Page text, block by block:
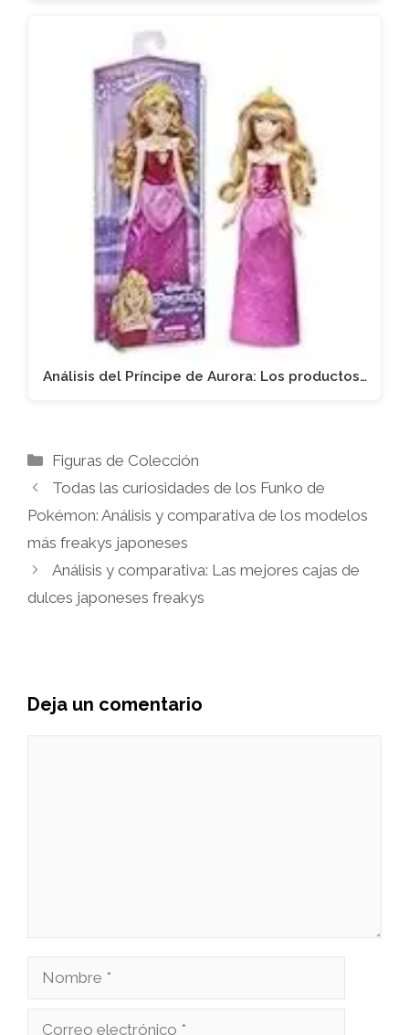
Análisis del Príncipe de Aurora: Los productos…
Categorías
Figuras de Colección
Todas las curiosidades de los Funko de
Pokémon: Análisis y comparativa de los modelos
más freakys japoneses
Análisis y comparativa: Las mejores cajas de
dulces japoneses freakys
Deja un comentario
Nombre
Correo